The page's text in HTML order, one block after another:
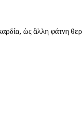
ὡς ἂλλη φάτνη